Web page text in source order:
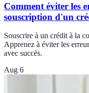
Comment éviter les
souscription d'un
Souscrire à un crédit à la
Apprenez à éviter les
avec succès.
Aug 6